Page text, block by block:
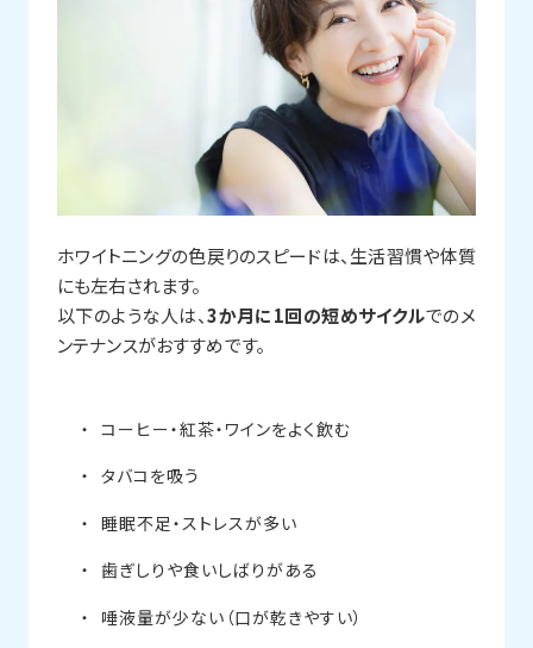
ホワイトニングの色戻りのスピードは、生活習慣や体質
にも左右されます。
以下のような人は、3か月に1回の短めサイクルでのメ
ンテナンスがおすすめです。
コーヒー・紅茶・ワインをよく飲む
タバコを吸う
睡眠不足・ストレスが多い
歯ぎしりや食いしばりがある
唾液量が少ない（口が乾きやすい）